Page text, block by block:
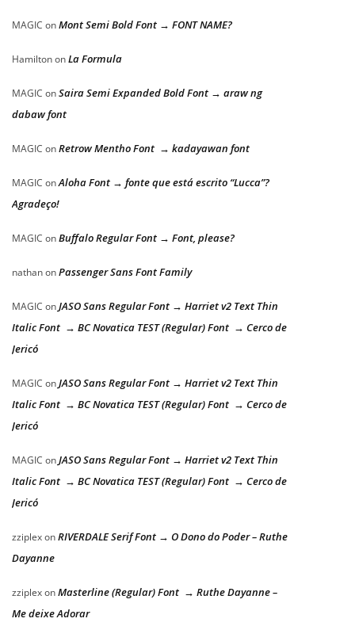
MAGIC onMont Semi Bold Font → FONT NAME?
HamiltononLa Formula
MAGIC onSaira Semi Expanded Bold Font → araw ng
dabaw font
MAGIC onRetrow Mentho Font → kadayawan font
MAGIC onAloha Font → fonte que está escrito “Lucca”?
Agradeço!
MAGIC onBuffalo Regular Font → Font, please?
nathanonPassenger Sans Font Family
MAGIC onJASO Sans Regular Font → Harriet v2 Text Thin
Italic Font → BC Novatica TEST (Regular) Font → Cerco de
Jericó
MAGIC onJASO Sans Regular Font → Harriet v2 Text Thin
Italic Font → BC Novatica TEST (Regular) Font → Cerco de
Jericó
MAGIC onJASO Sans Regular Font → Harriet v2 Text Thin
Italic Font → BC Novatica TEST (Regular) Font → Cerco de
Jericó
zziplexonRIVERDALE Serif Font → O Dono do Poder – Ruthe
Dayanne
zziplexonMasterline (Regular) Font → Ruthe Dayanne –
Me deixe Adorar